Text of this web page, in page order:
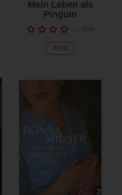
Mein Leben als
Pinguin
(154)
Print